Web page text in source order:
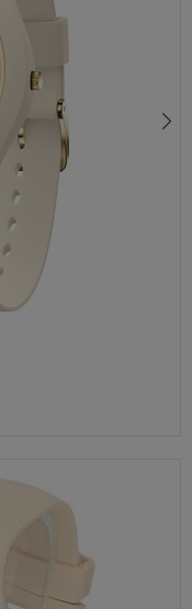
dane na
z naszymi
poza teren
danych oraz
usunięcia
podstaw do tego,
zażądać,
abyśmy
Ochrony Danych
oraz
danych
na
z prawem
Twojej
023310 SZARO-ZŁOTY